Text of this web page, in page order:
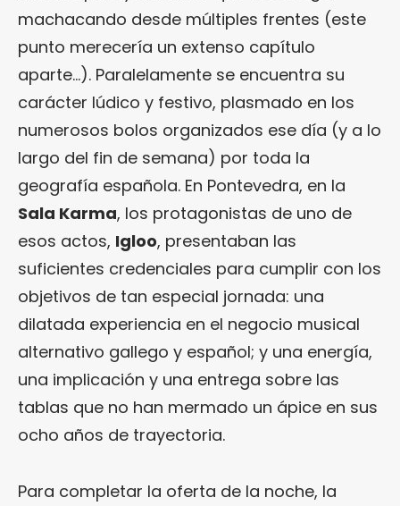
machacando desde múltiples frentes (este
punto merecería un extenso capítulo
aparte…). Paralelamente se encuentra su
carácter lúdico y festivo, plasmado en los
numerosos bolos organizados ese día (y a lo
largo del fin de semana) por toda la
geografía española. En Pontevedra, en la
Sala Karma, los protagonistas de uno de
esos actos, Igloo, presentaban las
suficientes credenciales para cumplir con los
objetivos de tan especial jornada: una
dilatada experiencia en el negocio musical
alternativo gallego y español; y una energía,
una implicación y una entrega sobre las
tablas que no han mermado un ápice en sus
ocho años de trayectoria.
Para completar la oferta de la noche, la